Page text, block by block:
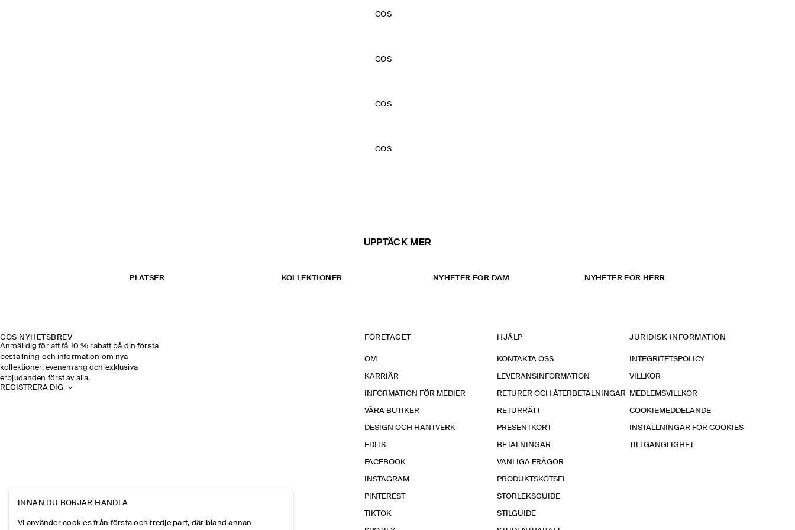
COS
COS
COS
COS
UPPTÄCK MER
PLATSER KOLLEKTIONER NYHETER FÖR DAM NYHETER FÖR HERR
COS NYHETSBREV
Anmäl dig för att få 10 % rabatt på din första
beställning och information om nya
kollektioner, evenemang och exklusiva
erbjudanden först av alla.
REGISTRERA DIG
FÖRETAGET
OM
KARRIÄR
INFORMATION FÖR MEDIER
VÅRA BUTIKER
DESIGN OCH HANTVERK
EDITS
FACEBOOK
INSTAGRAM
PINTEREST
TIKTOK
HJÄLP
KONTAKTA OSS
LEVERANSINFORMATION
RETURER OCH ÅTERBETALNINGAR
RETURRÄTT
PRESENTKORT
BETALNINGAR
VANLIGA FRÅGOR
PRODUKTSKÖTSEL
STORLEKSGUIDE
STILGUIDE
JURIDISK INFORMATION
INTEGRITETSPOLICY
VILLKOR
MEDLEMSVILLKOR
COOKIEMEDDELANDE
INSTÄLLNINGAR FÖR COOKIES
TILLGÄNGLIGHET
INNAN DU BÖRJAR HANDLA
Vi använder cookies från första och tredje part, däribland annan